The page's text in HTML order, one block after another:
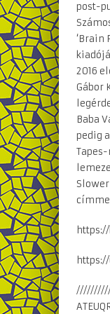
post-
‘Brain
2016
Gábor
Baba
pedig
Slower